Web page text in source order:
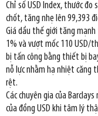
Chỉ số USD Index, thước đo
chốt, tăng nhẹ lên 99,393
Giá dầu thế giới tăng
1% và vượt mốc 110 USD/
bị tấn công bằng thiết bị
nỗ lực nhằm hạ nhiệt căng
rệt.
Các chuyên gia của
của đồng USD khi tâm lý